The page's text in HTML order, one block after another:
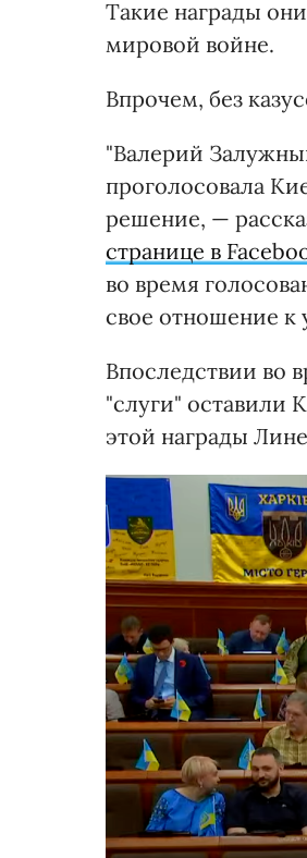
Такие награды
мировой войне.
Впрочем, без
"Валерий
проголосовала
решение, —
странице в
во время
свое отношение к
Впоследствии во
"слуги" оставили
этой награды